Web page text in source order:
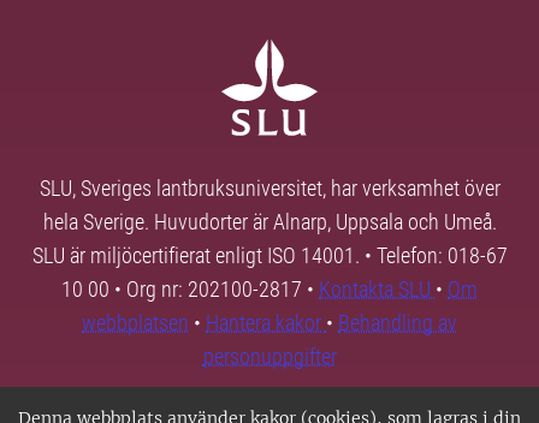
Denna webbplats använder kakor (cookies), som lagras i din
SLU, Sveriges lantbruksuniversitet, har verksamhet över
hela Sverige. Huvudorter är Alnarp, Uppsala och Umeå.
SLU är miljöcertifierat enligt ISO 14001. • Telefon: 018-67
10 00 • Org nr: 202100-2817 • Kontakta SLU • Om
webbplatsen • Hantera kakor • Behandling av
personuppgifter